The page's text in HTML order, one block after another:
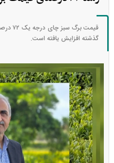
گذشته افزایش یافته است.